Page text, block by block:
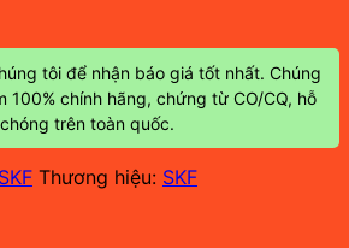
tôi để nhận báo giá tốt nhất. Chúng
100% chính hãng, chứng từ CO/CQ, hỗ
trên toàn quốc.
Thương hiệu: SKF